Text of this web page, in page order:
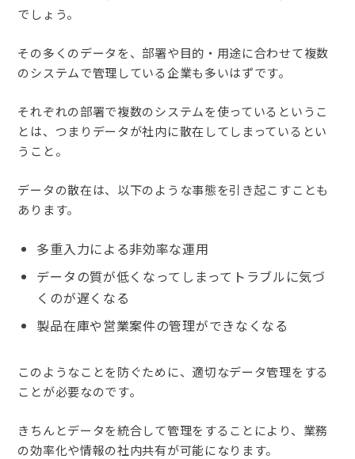
でしょう。
その多くのデータを、部署や目的・用途に合わせて複数
のシステムで管理している企業も多いはずです。
それぞれの部署で複数のシステムを使っているというこ
とは、つまりデータが社内に散在してしまっているとい
うこと。
データの散在は、以下のような事態を引き起こすことも
あります。
多重入力による非効率な運用
データの質が低くなってしまってトラブルに気づ
くのが遅くなる
製品在庫や営業案件の管理ができなくなる
このようなことを防ぐために、適切なデータ管理をする
ことが必要なのです。
きちんとデータを統合して管理をすることにより、業務
の効率化や情報の社内共有が可能になります。